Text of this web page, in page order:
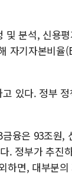
및 분석, 신용
자기자본비율
있다. 정부
융은 93조원,
. 정부가 추진
하면, 대부분의